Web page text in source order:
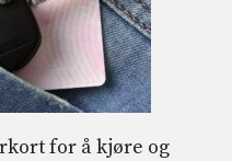
for å kjøre og